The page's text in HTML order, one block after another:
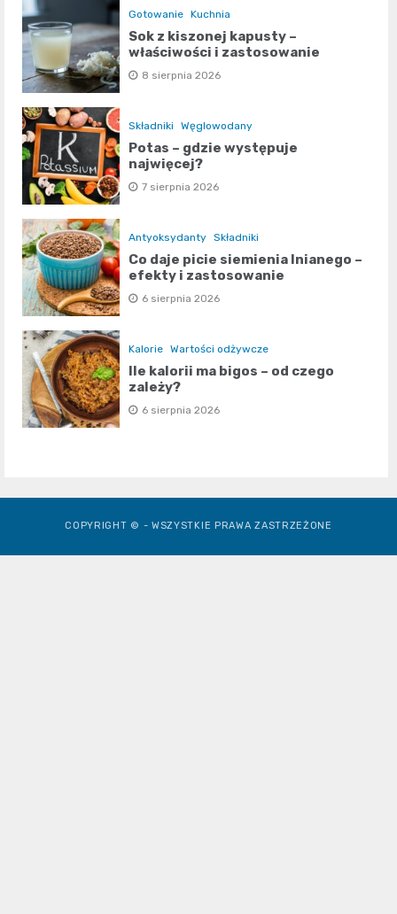
Gotowanie Kuchnia
Sok z kiszonej kapusty –
właściwości i zastosowanie
8 sierpnia 2026
Składniki Węglowodany
Potas – gdzie występuje
najwięcej?
7 sierpnia 2026
Antyoksydanty Składniki
Co daje picie siemienia lnianego –
efekty i zastosowanie
6 sierpnia 2026
Kalorie Wartości odżywcze
Ile kalorii ma bigos – od czego
zależy?
6 sierpnia 2026
COPYRIGHT © - WSZYSTKIE PRAWA ZASTRZEŻONE